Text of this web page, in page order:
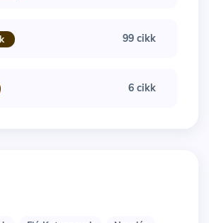
99 cikk
6 cikk